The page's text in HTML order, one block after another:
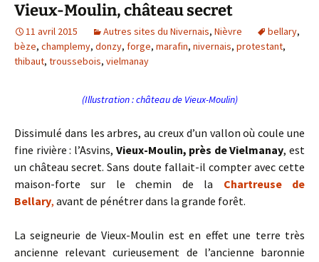
Vieux-Moulin, château secret
11 avril 2015 Autres sites du Nivernais, Nièvre bellary,
bèze, champlemy, donzy, forge, marafin, nivernais, protestant,
thibaut, troussebois, vielmanay
(Illustration : château de Vieux-Moulin)
Dissimulé dans les arbres, au creux d’un vallon où coule une
fine rivière : l’Asvins, Vieux-Moulin, près de Vielmanay, est
un château secret. Sans doute fallait-il compter avec cette
maison-forte sur le chemin de la Chartreuse de
Bellary, avant de pénétrer dans la grande forêt.
La seigneurie de Vieux-Moulin est en effet une terre très
ancienne relevant curieusement de l’ancienne baronnie